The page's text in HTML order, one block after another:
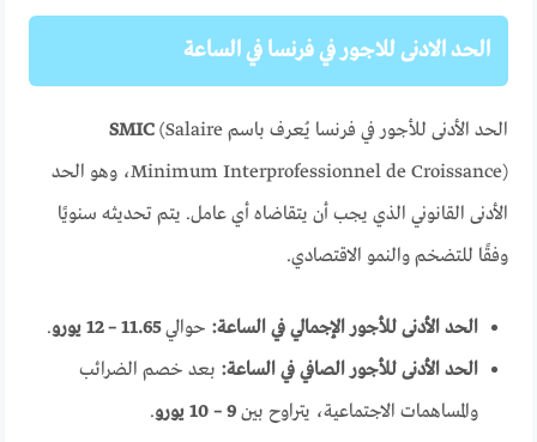
الحد الادنى للاجور في فرنسا في الساعة
الحد الأدنى للأجور في فرنسا يُعرف باسم SMIC(Salaire
Minimum Interprofessionnel de Croissance)، وهو الحد
الأدنى القانوني الذي يجب أن يتقاضاه أي عامل. يتم تحديثه سنويًا
وفقًا للتضخم والنمو الاقتصادي.
الحد الأدنى للأجور الإجمالي في الساعة: حوالي11.65 – 12 يورو
.
الحد الأدنى للأجور الصافي في الساعة: بعد خصم الضرائب
والمساهمات الاجتماعية، يتراوح بين9 – 10 يورو .